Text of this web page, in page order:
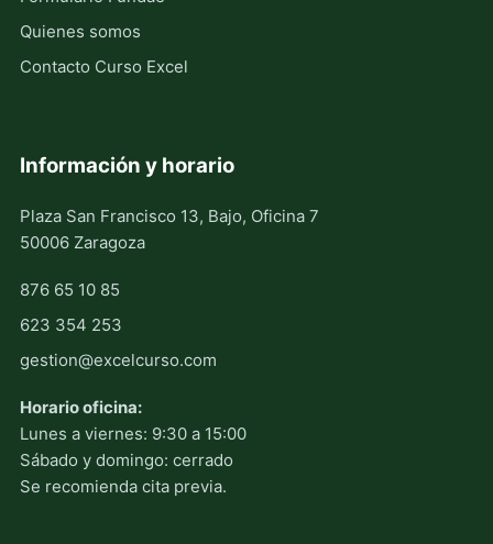
Quienes somos
Contacto Curso Excel
Información y horario
Plaza San Francisco 13, Bajo, Oficina 7
50006 Zaragoza
876 65 10 85
623 354 253
gestion@excelcurso.com
Horario oficina:
Lunes a viernes: 9:30 a 15:00
Sábado y domingo: cerrado
Se recomienda cita previa.